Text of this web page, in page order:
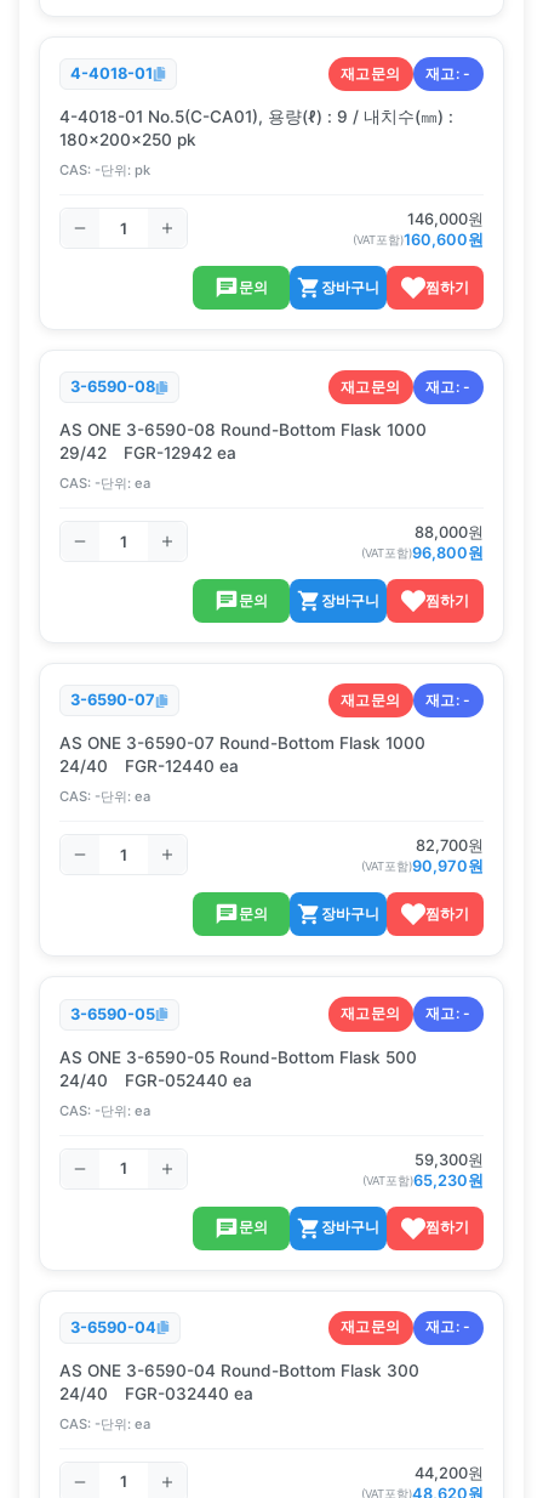
4-4018-01 재고문의 재고:-
4-4018-01 No.5(C-CA01), 용량(ℓ) : 9 / 내치수(㎜) :
180×200×250 pk
CAS: -단위: pk
146,000원
(VAT포함)160,600원
문의 장바구니 찜하기
3-6590-08 재고문의 재고:-
AS ONE 3-6590-08 Round-Bottom Flask 1000
29/42 FGR-12942 ea
CAS: -단위: ea
88,000원
(VAT포함)96,800원
문의 장바구니 찜하기
3-6590-07 재고문의 재고:-
AS ONE 3-6590-07 Round-Bottom Flask 1000
24/40 FGR-12440 ea
CAS: -단위: ea
82,700원
(VAT포함)90,970원
문의 장바구니 찜하기
3-6590-05 재고문의 재고:-
AS ONE 3-6590-05 Round-Bottom Flask 500
24/40 FGR-052440 ea
CAS: -단위: ea
59,300원
(VAT포함)65,230원
문의 장바구니 찜하기
3-6590-04 재고문의 재고:-
AS ONE 3-6590-04 Round-Bottom Flask 300
24/40 FGR-032440 ea
CAS: -단위: ea
44,200원
(VAT포함)48,620원